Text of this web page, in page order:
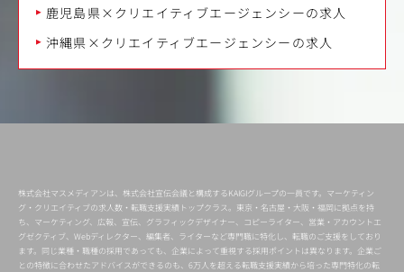
鹿児島県×クリエイティブエージェンシーの求人
沖縄県×クリエイティブエージェンシーの求人
株式会社マスメディアンは、株式会社宣伝会議と構成するKAIGIグループの一員です。マーケティン
グ・クリエイティブの求人数・転職支援実績トップクラス。東京・名古屋・大阪・福岡に拠点を持
ち、マーケティング、広報、宣伝、グラフィックデザイナー、コピーライター、営業・アカウントエ
グゼクティブ、Webディレクター、編集者、ライターなど専門職に特化し、転職のご支援をしており
ます。同じ業種・職種の採用であっても、企業によって重視する採用ポイントは異なります。企業ご
との特徴に合わせたアドバイスができるのも、6万人を超える転職支援実績から培った専門特化の転